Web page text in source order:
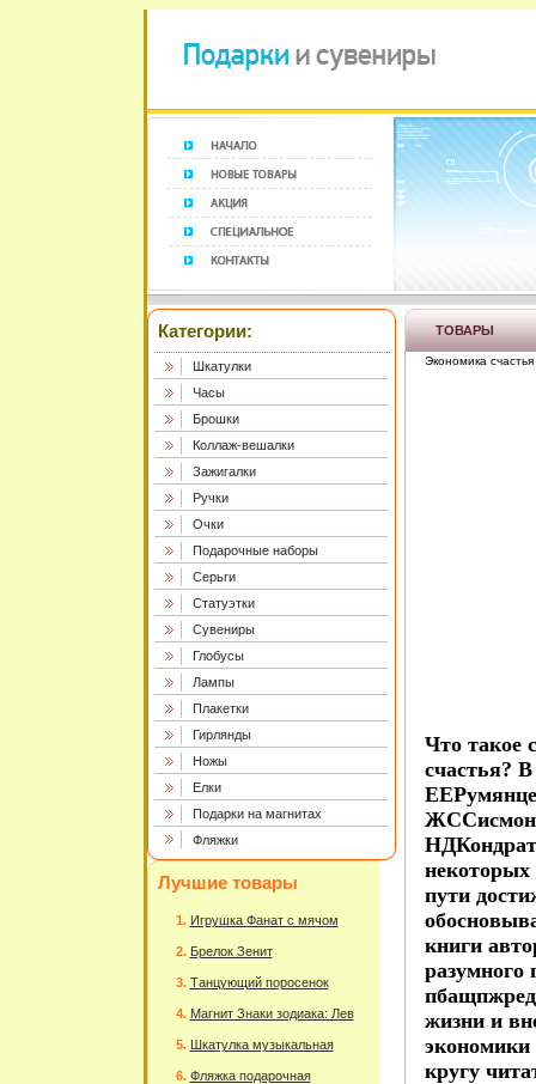
Категории:
Шкатулки
Часы
Брошки
Коллаж-вешалки
Зажигалки
Ручки
Очки
Подарочные наборы
Серьги
Статуэтки
Сувениры
Глобусы
Лампы
Плакетки
Гирлянды
Ножы
Елки
Подарки на магнитах
Фляжки
Лучшие товары
Игрушка Фанат с мячом
Брелок Зенит
Танцующий поросенок
Магнит Знаки зодиака: Лев
Шкатулка музыкальная
Фляжка подарочная
ТОВАРЫ
Экономика
Что такое
счастья? В
пути
книги
разумного
жизни и
экономики
кругу